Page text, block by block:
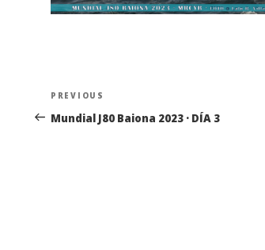
Navegación
de
Previous
Post
PREVIOUS
Mundial J80 Baiona 2023 · DÍA 3